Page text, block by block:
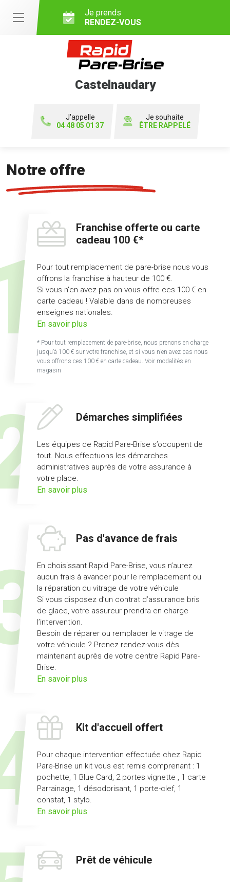
Je prends
RENDEZ-VOUS
Castelnaudary
J'appelle
04 48 05 01 37
Je souhaite
ÊTRE RAPPELÉ
Notre offre
Franchise offerte ou carte
cadeau 100 €*
Pour tout remplacement de pare-brise nous vous
offrons la franchise à hauteur de 100 €.
Si vous n'en avez pas on vous offre ces 100 € en
carte cadeau ! Valable dans de nombreuses
enseignes nationales.
En savoir plus
franchise
offerte
€
* Pour tout remplacement de pare-brise, nous prenons en charge
jusqu’à 100 € sur votre franchise, et si vous n’en avez pas nous
vous offrons ces 100 € en carte cadeau. Voir modalités en
magasin
Démarches simplifiées
Les équipes de Rapid Pare-Brise s’occupent de
tout. Nous effectuons les démarches
administratives auprès de votre assurance à
votre place.
En savoir plus
Pas d'avance de frais
En choisissant Rapid Pare-Brise, vous n’aurez
aucun frais à avancer pour le remplacement ou
la réparation du vitrage de votre véhicule
Si vous disposez d’un contrat d’assurance bris
de glace, votre assureur prendra en charge
l’intervention.
Besoin de réparer ou remplacer le vitrage de
votre véhicule ? Prenez rendez-vous dès
maintenant auprès de votre centre Rapid Pare-
Brise.
En savoir plus
de
Kit d'accueil offert
Pour chaque intervention effectuée chez Rapid
Pare-Brise un kit vous est remis comprenant : 1
pochette, 1 Blue Card, 2 portes vignette , 1 carte
Parrainage, 1 désodorisant, 1 porte-clef, 1
constat, 1 stylo.
En savoir plus
offert
Prêt de véhicule